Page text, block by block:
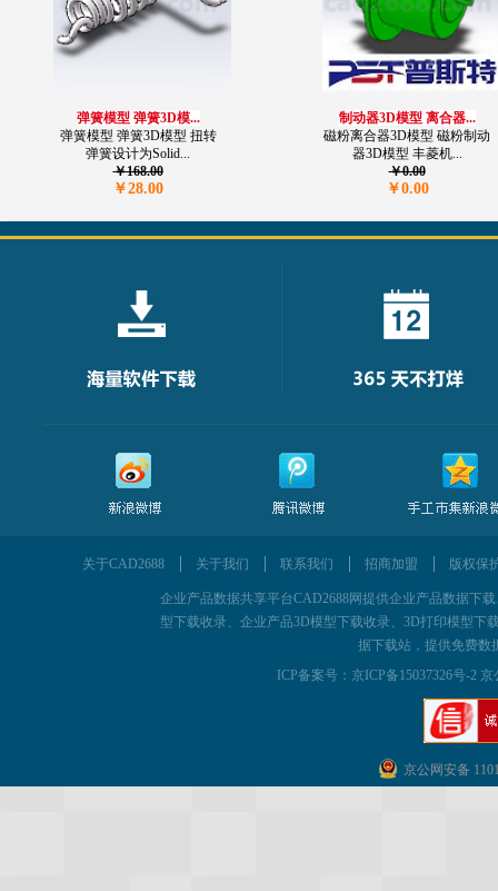
弹簧模型 弹簧3D模...
弹簧模型 弹簧3D模型 扭转
弹簧设计为Solid...
￥168.00
￥28.00
制动器3D模型 离合器...
磁粉离合器3D模型 磁粉制动
器3D模型 丰菱机...
￥0.00
￥0.00
关于CAD2688 关于我们 联系我们 招商加盟 版权保
企业产品数据共享平台CAD2688网提供企业产品数据下
型下载收录、企业产品3D模型下载收录、3D打印模型下
据下载站，提供免费数
ICP备案号： 京ICP备15037326号-2
京公网安备